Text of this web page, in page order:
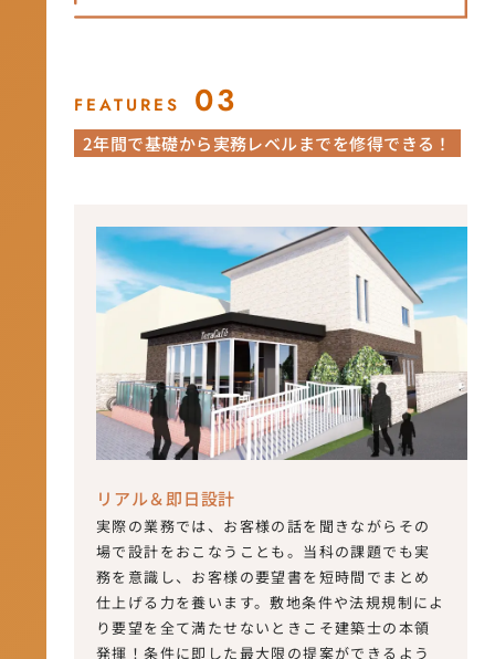
FEATURES 03
2年間で基礎から実務レベルまでを修得できる！
リアル＆即日設計
実際の業務では、お客様の話を聞きながらその
場で設計をおこなうことも。当科の課題でも実
務を意識し、お客様の要望書を短時間でまとめ
仕上げる力を養います。敷地条件や法規規制によ
り要望を全て満たせないときこそ建築士の本領
発揮！条件に即した最大限の提案ができるよう